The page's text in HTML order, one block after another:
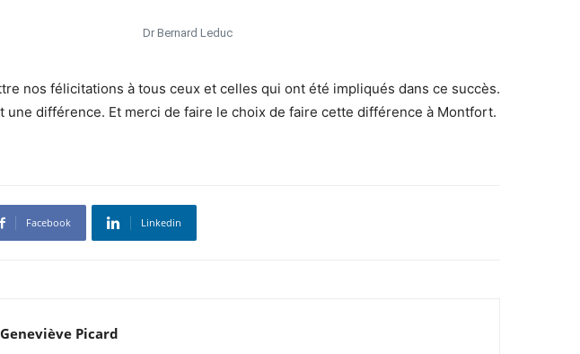
Dr Bernard Leduc
nos félicitations à tous ceux et celles qui ont été impliqués dans ce succès.
une différence. Et merci de faire le choix de faire cette différence à Montfort.
Facebook Linkedin
Geneviève Picard